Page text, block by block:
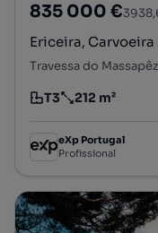
835 000 €
Ericeira,
Travessa do
Tipologia
T3
Preço por metro
212 m²
eXp Portugal
Profissional